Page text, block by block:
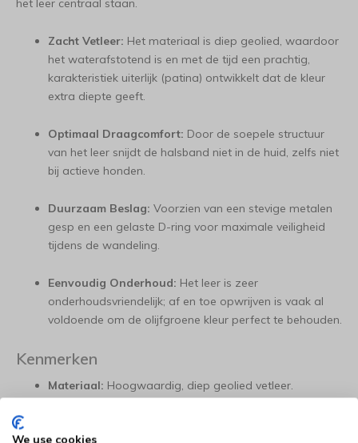
het leer centraal staan.
Zacht Vetleer: Het materiaal is diep geolied, waardoor
het waterafstotend is en met de tijd een prachtig,
karakteristiek uiterlijk (patina) ontwikkelt dat de kleur
extra diepte geeft.
Optimaal Draagcomfort: Door de soepele structuur
van het leer snijdt de halsband niet in de huid, zelfs niet
bij actieve honden.
Duurzaam Beslag: Voorzien van een stevige metalen
gesp en een gelaste D-ring voor maximale veiligheid
tijdens de wandeling.
Eenvoudig Onderhoud: Het leer is zeer
onderhoudsvriendelijk; af en toe opwrijven is vaak al
voldoende om de olijfgroene kleur perfect te behouden.
Kenmerken
Materiaal: Hoogwaardig, diep geolied vetleer.
We use cookies